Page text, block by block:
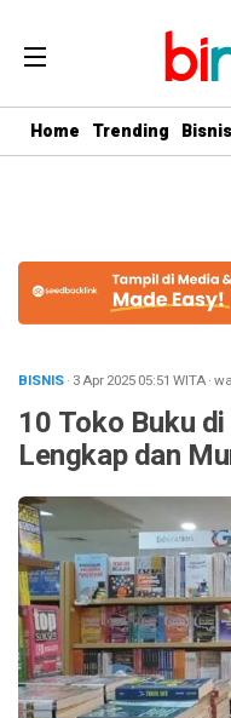
center} #geserkiri,
display: none }
Home Trending Bisnis
BISNIS· 3 Apr 202505:51 WITA·
10 Toko Buku
Lengkap dan